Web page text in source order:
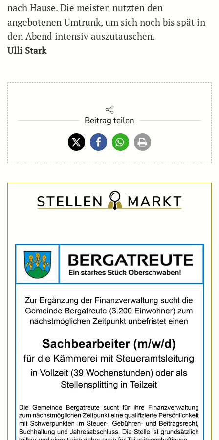
nach Hause. Die meisten nutzten den
angebotenen Umtrunk, um sich noch bis spät in
den Abend intensiv auszutauschen.
Ulli Stark
Beitrag teilen